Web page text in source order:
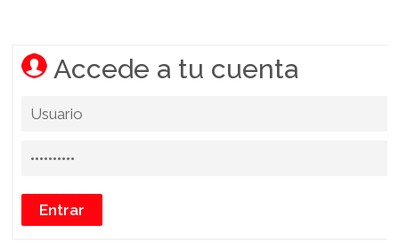
Accede a tu cuenta